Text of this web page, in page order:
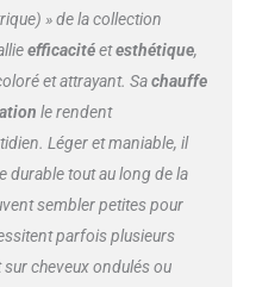
» de la collection
efficacitéetesthétique,
et attrayant. Sachauffe
le rendent
Léger et maniable, il
durable tout au long de la
sembler petites pour
parfois plusieurs
cheveux ondulés ou